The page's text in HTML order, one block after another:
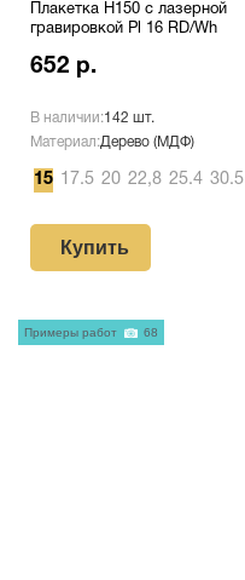
Плакетка H150 с лазерной
гравировкой Pl 16 RD/Wh
652 р.
В наличии:142 шт.
Материал:Дерево (МДФ)
15 17.5 20 22,8 25.4 30.5
Купить
Примеры работ 68